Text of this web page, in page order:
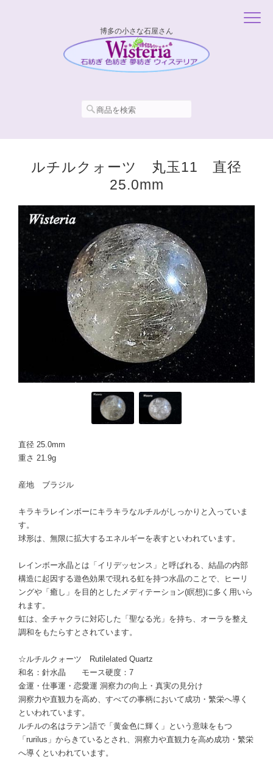
博多の小さな石屋さん
ルチルクォーツ 丸玉11 直径
25.0mm
直径 25.0mm
重さ 21.9g
産地 ブラジル
キラキラレインボーにキラキラなルチルがしっかりと入っていま
す。
球形は、無限に拡大するエネルギーを表すといわれています。
レインボー水晶とは「イリデッセンス」と呼ばれる、結晶の内部
構造に起因する遊色効果で現れる虹を持つ水晶のことで、ヒーリ
ングや「癒し」を目的としたメディテーション(瞑想)に多く用いら
れます。
虹は、全チャクラに対応した「聖なる光」を持ち、オーラを整え
調和をもたらすとされています。
☆ルチルクォーツ Rutilelated Quartz
和名：針水晶 モース硬度：7
金運・仕事運・恋愛運 洞察力の向上・真実の見分け
洞察力や直観力を高め、すべての事柄において成功・繁栄へ導く
といわれています。
ルチルの名はラテン語で「黄金色に輝く」という意味をもつ
「rurilus」からきているとされ、洞察力や直観力を高め成功・繁栄
へ導くといわれています。